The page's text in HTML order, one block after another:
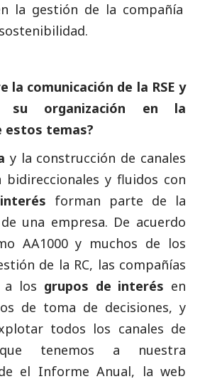
la gestión de la compañía
la comunicación de la RSE y
su organización en la
estos temas?
y la construcción de canales
bidireccionales y fluidos con
forman parte de la
una empresa. De acuerdo
AA1000 y muchos de los
de la RC, las compañías
a los grupos de interés en
de toma de decisiones, y
todos los canales de
que tenemos a nuestra
el Informe Anual, la web